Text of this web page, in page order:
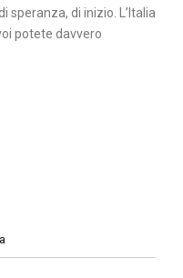
speranza, di inizio. L’Italia
potete davvero